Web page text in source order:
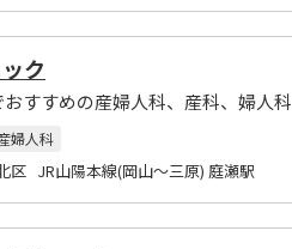
ク
すすめの産婦人科、産科、婦人科
婦人科
区 JR山陽本線(岡山～三原) 庭瀬駅